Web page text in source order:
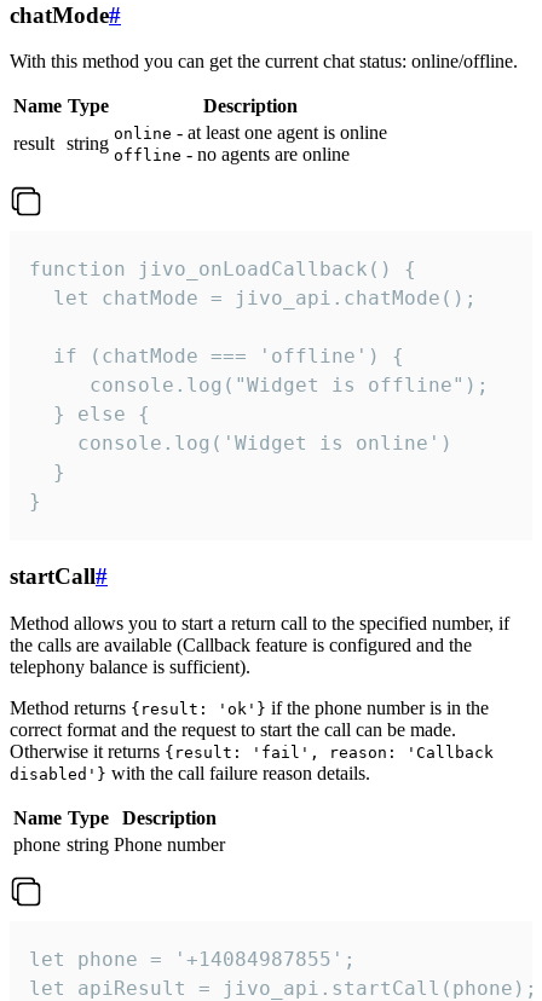
chatMode#
With this method you can get the current chat status: online/offline.
Name Type
Description
result string online - at least one agent is online
offline - no agents are online
function jivo_onLoadCallback() {
  let chatMode = jivo_api.chatMode();
  if (chatMode === 'offline') {
     console.log("Widget is offline");
  } else {
    console.log('Widget is online')
  }
}
startCall#
Method allows you to start a return call to the specified number, if
the calls are available (Callback feature is configured and the
telephony balance is sufficient).
Method returns {result: 'ok'} if the phone number is in the
correct format and the request to start the call can be made.
Otherwise it returns {result: 'fail', reason: 'Callback
disabled'} with the call failure reason details.
Name Type
Description
phone string Phone number
let phone = '+14084987855';
let apiResult = jivo_api.startCall(phone);